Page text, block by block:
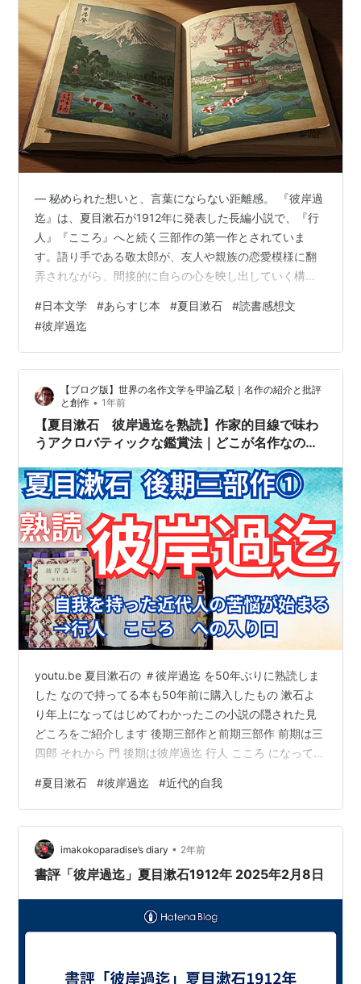
― 秘められた想いと、言葉にならない距離感。 『彼岸過
迄』は、夏目漱石が1912年に発表した長編小説で、『行
人』『こころ』へと続く三部作の第一作とされていま
す。語り手である敬太郎が、友人や親族の恋愛模様に翻
弄されながら、間接的に自らの心を映し出していく構成
をめぐる会話や回想で進みます。本人は傍観者でありな
がら、やがて自分自身の淡い恋心や煩悶が浮かび上が
り、語られない“思い”が読者の胸に響いてきます。漱石特
有のユーモアに包まれながらも、その根底には「人はな
ぜ愛をうまく伝えられないのか」という切実な問いが潜
んでいるのです。 特に、告白できぬまま胸…
#日本文学 #あらすじ本 #夏目漱石 #読書感想文
#彼岸過迄
【ブログ版】世界の名作文学を甲論乙駁｜名作の紹介と批評
と創作 • 1年前
【夏目漱石 彼岸過迄を熟読】作家的目線で味わ
うアクロバティックな鑑賞法｜どこが名作なの
りつかない？
youtu.be 夏目漱石の ＃彼岸過迄 を50年ぶりに熟読しま
した なので持ってる本も50年前に購入したもの 漱石よ
り年上になってはじめてわかったこの小説の隠された見
どころをご紹介します 後期三部作と前期三部作 前期は三
四郎 それから 門 後期は彼岸過迄 行人 こころ になってい
ん を ひとつにカテゴライズしたいものです 漱石読書は
中学時代 漱石ルネサンス ぼくは漱石の小説を中学２年と
３年で結構読みました 明暗 こころ 彼岸過迄 門 それから
道草 三四郎 硝子戸の中 で 通読はしたものの さすがに中
学生に漱石はわかりません ただ ここ…
#夏目漱石 #彼岸過迄 #近代的自我
imakokoparadise’s diary • 2年前
書評「彼岸過迄」夏目漱石1912年 2025年2月8日